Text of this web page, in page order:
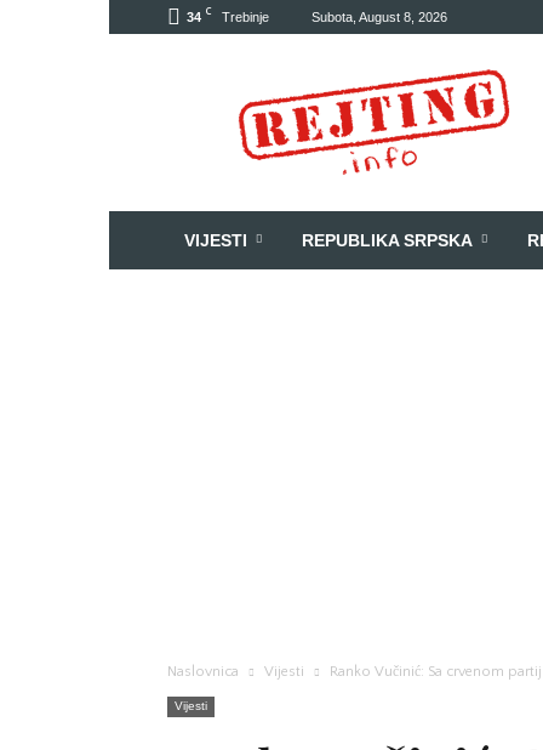
34 C Trebinje Subota, August 8, 2026
VIJESTI REPUBLIKA SRPSKA
Naslovnica Vijesti Ranko Vučinić: Sa crvenom
Vijesti